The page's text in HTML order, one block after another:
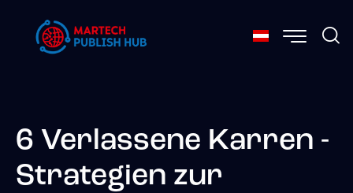
6 Verlassene Karren -
Strategien zur